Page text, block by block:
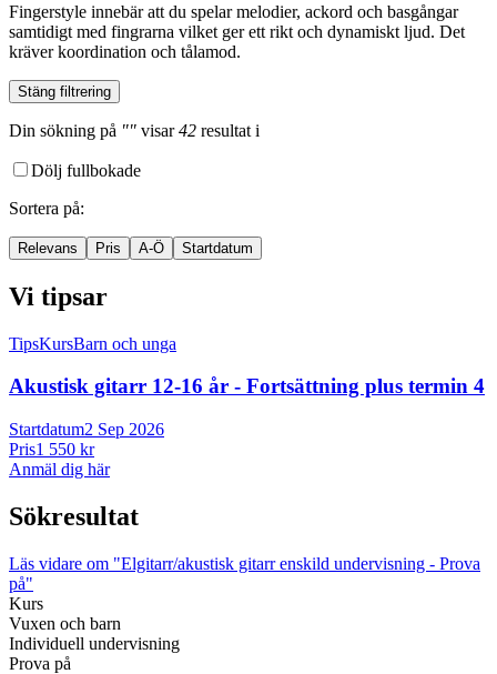
Fingerstyle innebär att du spelar melodier, ackord och basgångar
samtidigt med fingrarna vilket ger ett rikt och dynamiskt ljud. Det
kräver koordination och tålamod.
Stäng filtrering
Din sökning på "" visar42 resultat i
Dölj fullbokade
Sortera på:
Relevans Pris A-Ö Startdatum
Vi tipsar
TipsKursBarn och unga
Akustisk gitarr 12-16 år - Fortsättning plus termin 4
Startdatum2 Sep 2026
Pris1 550 kr
Anmäl dig här
Sökresultat
Läs vidare om "Elgitarr/akustisk gitarr enskild undervisning - Prova
på"
Kurs
Vuxen och barn
Individuell undervisning
Prova på